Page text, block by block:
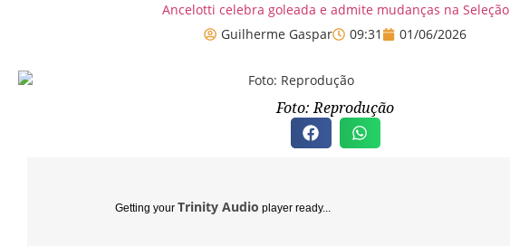
Ancelotti celebra goleada e admite mudanças na Seleção
Guilherme Gaspar
09:31 01/06/2026
Foto: Reprodução
Getting your Trinity Audio player ready...